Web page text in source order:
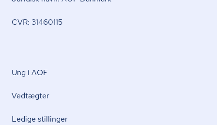
CVR: 31460115
Ung i AOF
Vedtægter
Ledige stillinger